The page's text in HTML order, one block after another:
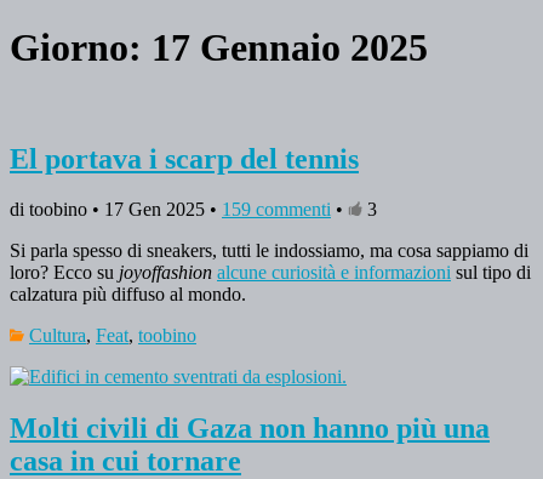
Giorno: 17 Gennaio 2025
El portava i scarp del tennis
di toobino • 17 Gen 2025 • 159 commenti •
3
Si parla spesso di sneakers, tutti le indossiamo, ma cosa sappiamo di
loro? Ecco su joyoffashion alcune curiosità e informazioni sul tipo di
calzatura più diffuso al mondo.
Cultura, Feat, toobino
Molti civili di Gaza non hanno più una
casa in cui tornare